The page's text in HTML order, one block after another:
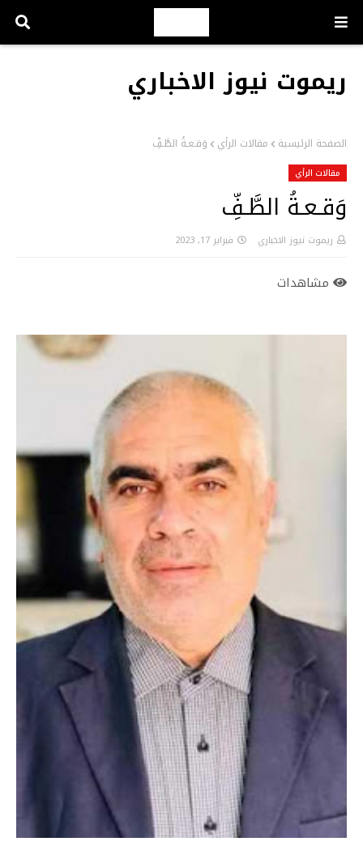
ريموت نيوز الاخباري
الصفحة الرئيسية مقالات الرأي وَقـعـةُ الطَّـفِّ
مقالات الرأي
وَقـعـةُ الطَّـفِّ
ريموت نيوز الاخباري فبراير 17, 2023
مشاهدات